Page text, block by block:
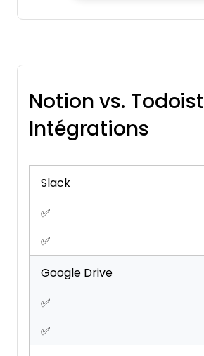
Notion vs. Todoist
Intégrations
Slack
✅
✅
Google Drive
✅
✅